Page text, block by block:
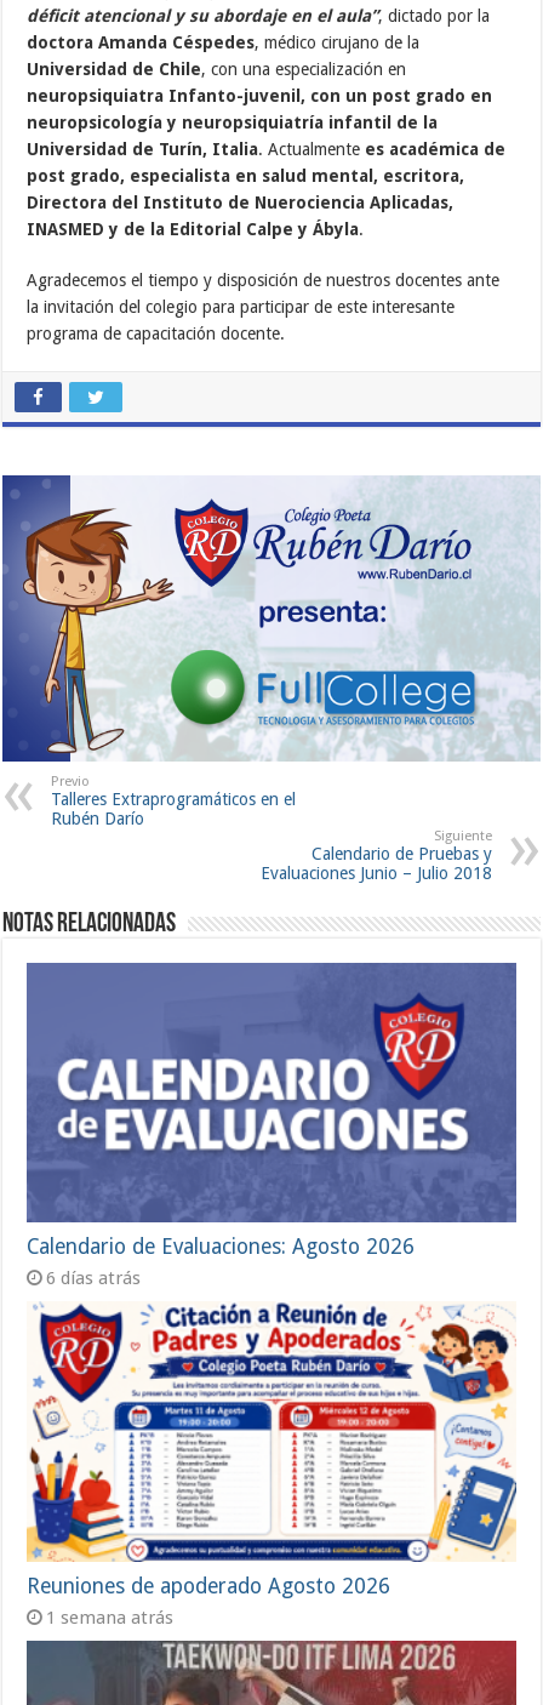
déficit atencional y su abordaje en el aula”, dictado por la
doctora Amanda Céspedes, médico cirujano de la
Universidad de Chile, con una especialización en
neuropsiquiatra Infanto-juvenil, con un post grado en
neuropsicología y neuropsiquiatría infantil de la
Universidad de Turín, Italia. Actualmente es académica de
post grado, especialista en salud mental, escritora,
Directora del Instituto de Nuerociencia Aplicadas,
INASMED y de la Editorial Calpe y Ábyla.
Agradecemos el tiempo y disposición de nuestros docentes ante
la invitación del colegio para participar de este interesante
programa de capacitación docente.
Previo
Talleres Extraprogramáticos en el
Rubén Darío
Siguiente
Calendario de Pruebas y
Evaluaciones Junio – Julio 2018
Notas Relacionadas
Calendario de Evaluaciones: Agosto 2026
6 días atrás
Reuniones de apoderado Agosto 2026
1 semana atrás